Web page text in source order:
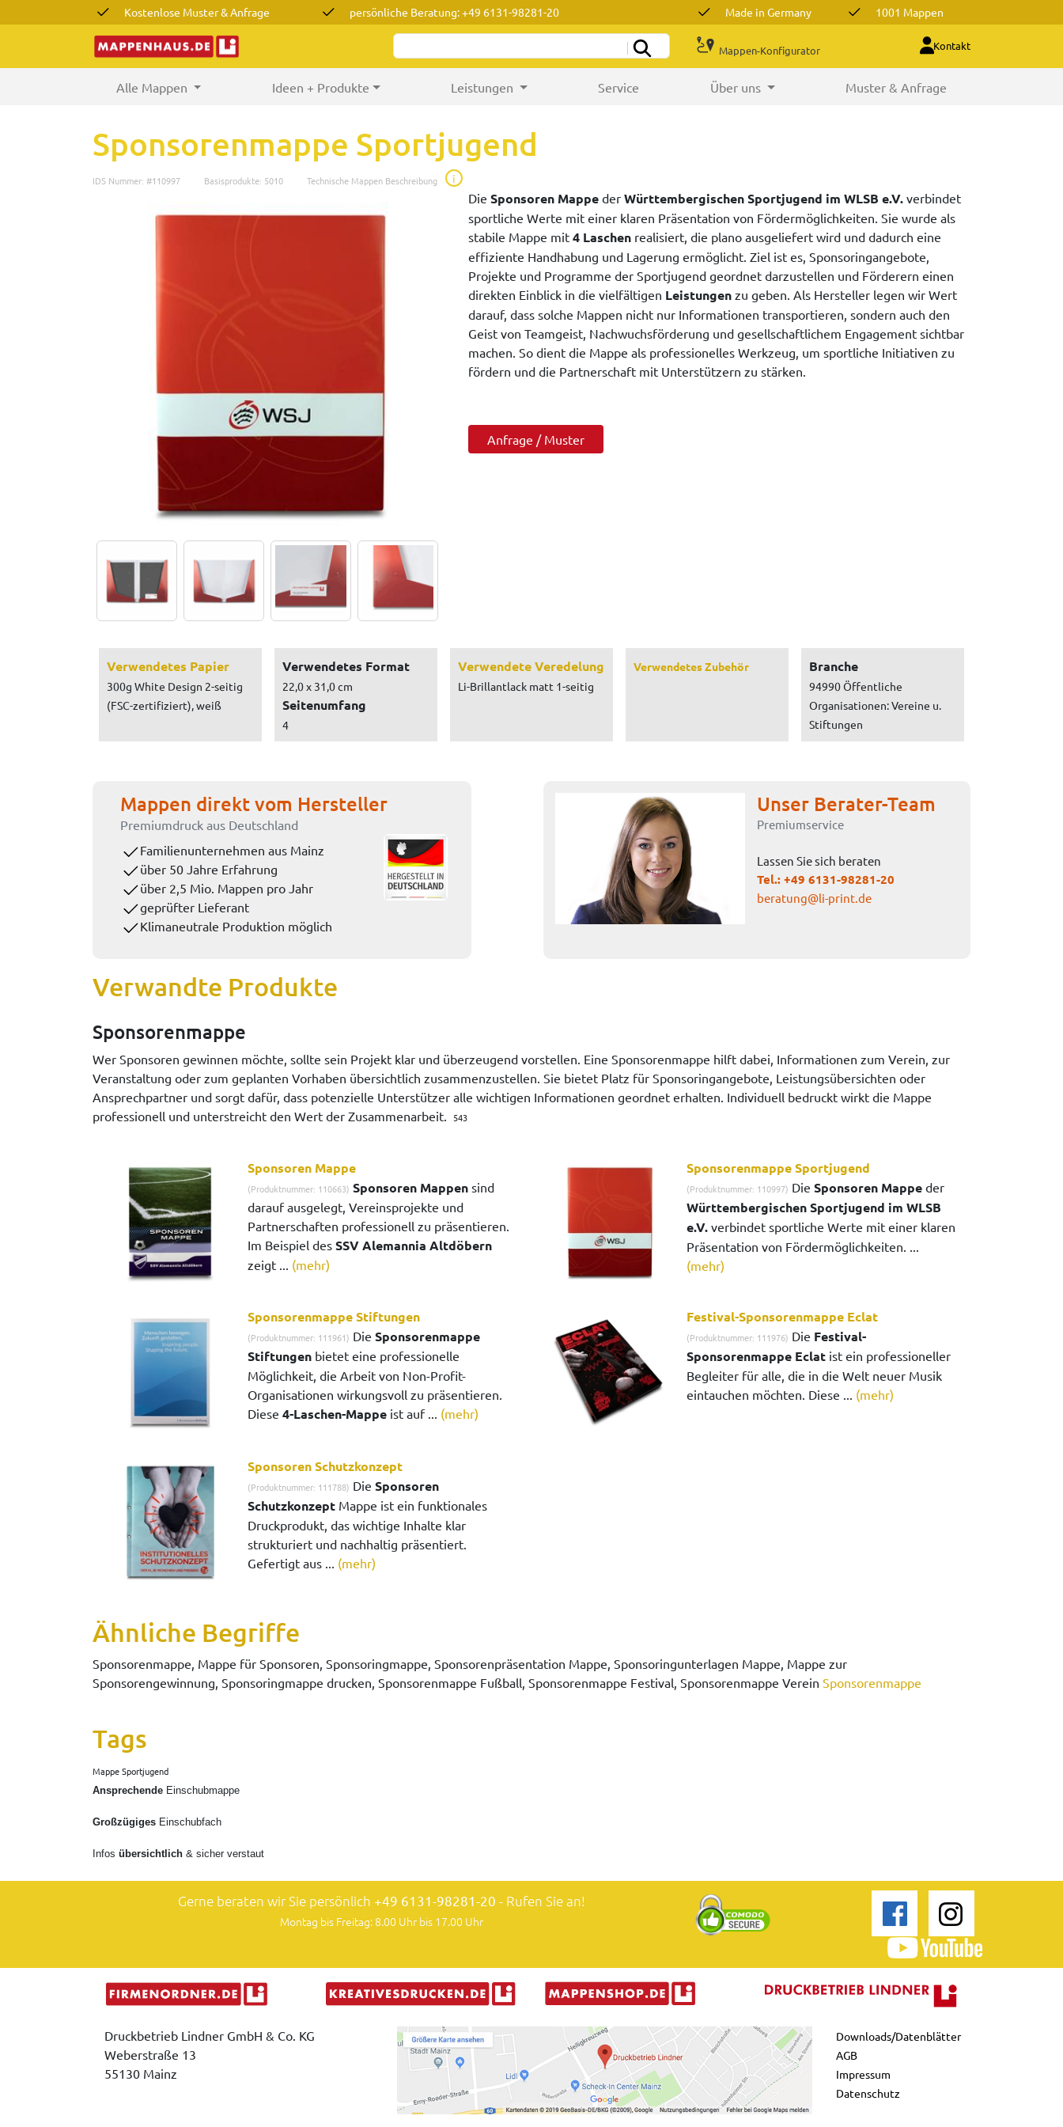
Kostenlose Muster & Anfrage persönliche Beratung: +49 6131-98281-20 Made in Germany 1001 Mappen
Mappen-Konfigurator Kontakt
Alle Mappen (current) Ideen + Produkte Leistungen Service Über uns Muster & Anfrage
Sponsorenmappe Sportjugend
IDS Nummer: #110997 Basisprodukte: 5010 Technische Mappen Beschreibung i
Die Sponsoren Mappe der Württembergischen Sportjugend im WLSB e.V. verbindet
sportliche Werte mit einer klaren Präsentation von Fördermöglichkeiten. Sie wurde als
stabile Mappe mit 4 Laschen realisiert, die plano ausgeliefert wird und dadurch eine
effiziente Handhabung und Lagerung ermöglicht. Ziel ist es, Sponsoringangebote,
Projekte und Programme der Sportjugend geordnet darzustellen und Förderern einen
direkten Einblick in die vielfältigen Leistungen zu geben. Als Hersteller legen wir Wert
darauf, dass solche Mappen nicht nur Informationen transportieren, sondern auch den
Geist von Teamgeist, Nachwuchsförderung und gesellschaftlichem Engagement sichtbar
machen. So dient die Mappe als professionelles Werkzeug, um sportliche Initiativen zu
fördern und die Partnerschaft mit Unterstützern zu stärken.
Anfrage / Muster
Verwendetes Papier
300g White Design 2-seitig
(FSC-zertifiziert), weiß
Verwendetes Format
22,0 x 31,0 cm
Seitenumfang
4
Verwendete Veredelung
Li-Brillantlack matt 1-seitig
Verwendetes Zubehör Branche
94990 Öffentliche
Organisationen: Vereine u.
Stiftungen
Mappen direkt vom Hersteller
Premiumdruck aus Deutschland
Familienunternehmen aus Mainz
über 50 Jahre Erfahrung
über 2,5 Mio. Mappen pro Jahr
geprüfter Lieferant
Klimaneutrale Produktion möglich
Unser Berater-Team
Premiumservice
Lassen Sie sich beraten
Tel.: +49 6131-98281-20
beratung@li-print.de
Verwandte Produkte
Sponsorenmappe
Wer Sponsoren gewinnen möchte, sollte sein Projekt klar und überzeugend vorstellen. Eine Sponsorenmappe hilft dabei, Informationen zum Verein, zur
Veranstaltung oder zum geplanten Vorhaben übersichtlich zusammenzustellen. Sie bietet Platz für Sponsoringangebote, Leistungsübersichten oder
Ansprechpartner und sorgt dafür, dass potenzielle Unterstützer alle wichtigen Informationen geordnet erhalten. Individuell bedruckt wirkt die Mappe
professionell und unterstreicht den Wert der Zusammenarbeit.
543
Sponsoren Mappe
(Produktnummer: 110663) Sponsoren Mappensind
darauf ausgelegt, Vereinsprojekte und
Partnerschaften professionell zu präsentieren.
Im Beispiel des SSV Alemannia Altdöbern
zeigt ... (mehr)
Sponsorenmappe Sportjugend
(Produktnummer: 110997) Die Sponsoren Mappeder
Württembergischen Sportjugend im WLSB
e.V.verbindet sportliche Werte mit einer klaren
Präsentation von Fördermöglichkeiten. ...
(mehr)
Sponsorenmappe Stiftungen
(Produktnummer: 111961) Die Sponsorenmappe
Stiftungenbietet eine professionelle
Möglichkeit, die Arbeit von Non-Profit-
Organisationen wirkungsvoll zu präsentieren.
Diese 4-Laschen-Mappeist auf ... (mehr)
Festival-Sponsorenmappe Eclat
(Produktnummer: 111976) Die Festival-
Sponsorenmappe Eclatist ein professioneller
Begleiter für alle, die in die Welt neuer Musik
eintauchen möchten. Diese ... (mehr)
Sponsoren Schutzkonzept
(Produktnummer: 111788) Die Sponsoren
SchutzkonzeptMappe ist ein funktionales
Druckprodukt, das wichtige Inhalte klar
strukturiert und nachhaltig präsentiert.
Gefertigt aus ... (mehr)
Ähnliche Begriffe
Sponsorenmappe, Mappe für Sponsoren, Sponsoringmappe, Sponsorenpräsentation Mappe, Sponsoringunterlagen Mappe, Mappe zur
Sponsorengewinnung, Sponsoringmappe drucken, Sponsorenmappe Fußball, Sponsorenmappe Festival, Sponsorenmappe Verein Sponsorenmappe
Tags
Mappe Sportjugend
Ansprechende Einschubmappe
Großzügiges Einschubfach
Infos übersichtlich & sicher verstaut
Gerne beraten wir Sie persönlich +49 6131-98281-20 - Rufen Sie an!
Montag bis Freitag: 8.00 Uhr bis 17.00 Uhr
Druckbetrieb Lindner GmbH & Co. KG
Weberstraße 13
55130 Mainz
Downloads/Datenblätter
AGB
Impressum
Datenschutz